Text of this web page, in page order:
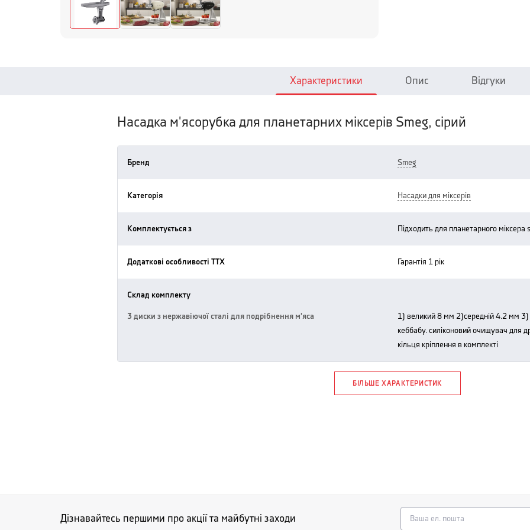
Характеристики Опис Відгуки
Насадка м'ясорубка для планетарних міксерів Smeg, сірий
Бренд smeg
Категорія насадки для міксерів
Комплектується з підходить для планетарного
Додаткові особливості ТТХ гарантія 1 рік
Склад комплекту
3 диски з нержавіючої сталі для подрібнення м'яса
1) великий 8 мм 2)середній 4.2 мм 3) дрібний 3 мм. насадка для ковбас та
кеббабу. силіконовий очищувач для
кільця кріплення в комплекті
БІЛЬШЕ ХАРАКТЕРИСТИК
Дізнавайтесь першими про акції та майбутні заходи